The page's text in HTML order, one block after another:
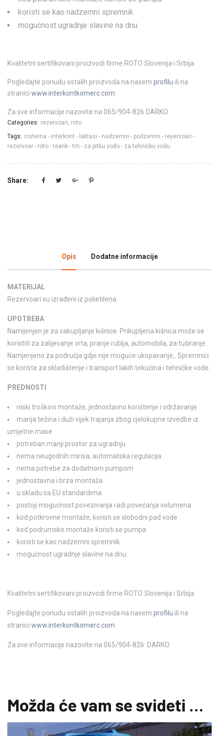
koristi se kao nadzemni spremnik
​mogućnost ugradnje slavine na dnu.
Kvalitetni sertifikovani proizvodi firme ROTO Slovenija i Srbija
Pogledajte ponudu ostalih proizvoda na nasem profilu ili na
stranici www.interkontkomerc.com
Za sve informacije nazovite na 065/904-826 DARKO
Categories: rezervoari, roto
Tags: cisterna - interkont - laktasi - nadzemni - podzemni - reyervoari -
rezervoar - roto -teank -trn - za pitku vodu - za tehničku vodu
Share:
Opis Dodatne informacije
MATERIJAL
Rezervoari su izrađeni iz polietilena.
UPOTREBA
Namijenjen je za sakupljanje kišnice. Prikupljena kišnica može se
koristiti za zalijevanje vrta, pranje rublja, automobila, za tuširanje.
Namjenjeno za područja gdje nije moguće ukopavanje,. Spremnici
se koriste za skladištenje i transport lakih tekućina i tehničke vode.
PREDNOSTI
niski troškovi montaže, jednostavno korištenje i održavanje
manja težina i duži vijek trajanja zbog cjelokupne izvedbe iz
umjetne mase
potreban manji prostor za ugradnju
nema neugodnih mirisa, automatska regulacija
nema potrebe za dodatnom pumpom
jednostavna i brza montaža
u skladu sa EU standardima
postoji mogućnost povezivanja radi povećanja volumena
kod potkrovne montaže, koristi se slobodni pad vode
kod podrumske montaže koristi se pumpa
koristi se kao nadzemni spremnik
​mogućnost ugradnje slavine na dnu.
Kvalitetni sertifikovani proizvodi firme ROTO Slovenija i Srbija
Pogledajte ponudu ostalih proizvoda na nasem profilu ili na
stranici www.interkontkomerc.com
Za sve informacije nazovite na 065/904-826 DARKO
Možda će vam se svideti …